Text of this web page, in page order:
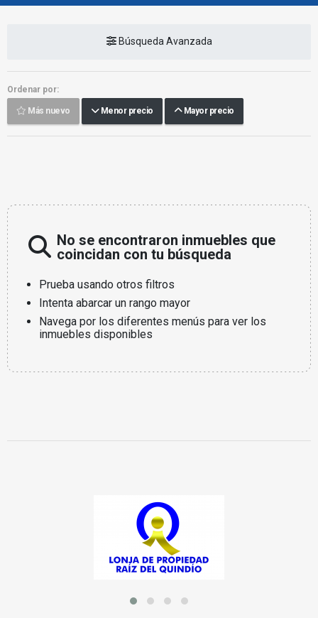
Búsqueda Avanzada
Ordenar por:
Más nuevo Menor precio Mayor precio
No se encontraron inmuebles que
coincidan con tu búsqueda
Prueba usando otros filtros
Intenta abarcar un rango mayor
Navega por los diferentes menús para ver los
inmuebles disponibles